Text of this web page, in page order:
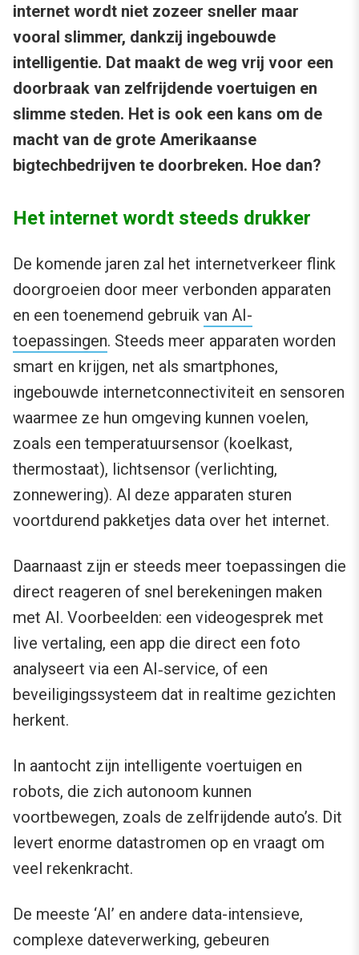
internet wordt niet zozeer sneller maar
vooral slimmer, dankzij ingebouwde
intelligentie. Dat maakt de weg vrij voor een
doorbraak van zelfrijdende voertuigen en
slimme steden. Het is ook een kans om de
macht van de grote Amerikaanse
bigtechbedrijven te doorbreken. Hoe dan?
Het internet wordt steeds drukker
De komende jaren zal het internetverkeer flink
doorgroeien door meer verbonden apparaten
en een toenemend gebruik van AI-
toepassingen. Steeds meer apparaten worden
smart en krijgen, net als smartphones,
ingebouwde internetconnectiviteit en sensoren
waarmee ze hun omgeving kunnen voelen,
zoals een temperatuursensor (koelkast,
thermostaat), lichtsensor (verlichting,
zonnewering). Al deze apparaten sturen
voortdurend pakketjes data over het internet.
Daarnaast zijn er steeds meer toepassingen die
direct reageren of snel berekeningen maken
met AI. Voorbeelden: een videogesprek met
live vertaling, een app die direct een foto
analyseert via een AI‑service, of een
beveiligingssysteem dat in realtime gezichten
herkent.
In aantocht zijn intelligente voertuigen en
robots, die zich autonoom kunnen
voortbewegen, zoals de zelfrijdende auto’s. Dit
levert enorme datastromen op en vraagt om
veel rekenkracht.
De meeste ‘AI’ en andere data-intensieve,
complexe dateverwerking, gebeuren